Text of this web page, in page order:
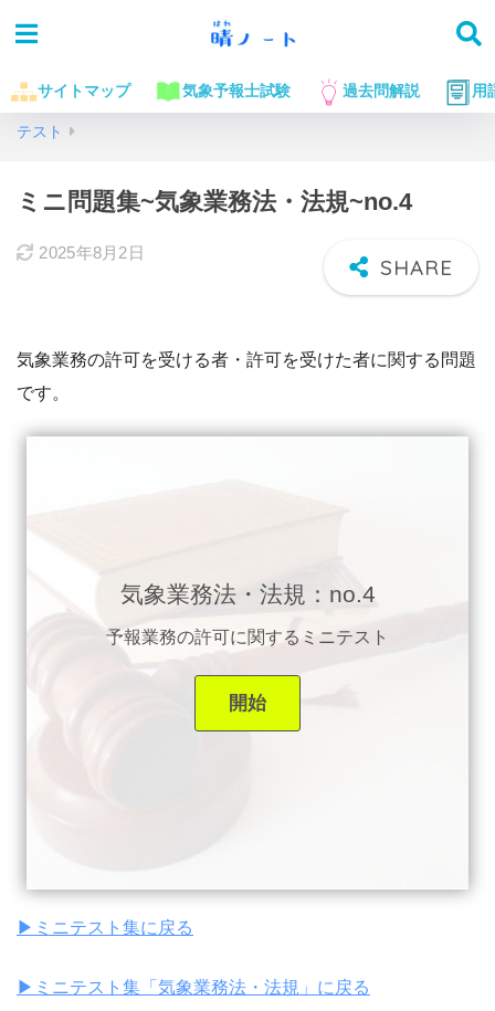
サイトマップ 気象予報士試験 過去問解説 用
ホーム 気象予報士試験に役立つお話 ミニテスト集
ミニ
テスト
ミニ問題集~気象業務法・法規~no.4
2025年8月2日
気象業務の許可を受ける者・許可を受けた者に関する問題
です。
気象業務法・法規：no.4
予報業務の許可に関するミニテスト
▶︎ミニテスト集に戻る
▶︎ミニテスト集「気象業務法・法規」に戻る